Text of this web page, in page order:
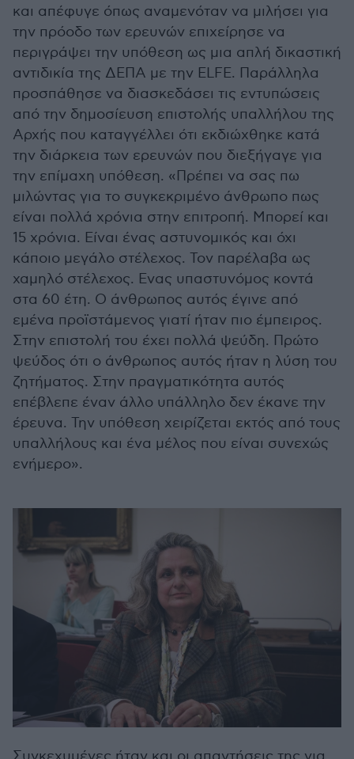
και απέφυγε όπως αναμενόταν να μιλήσει για
την πρόοδο των ερευνών επιχείρησε να
περιγράψει την υπόθεση ως μια απλή δικαστική
αντιδικία της ΔΕΠΑ με την ELFE. Παράλληλα
προσπάθησε να διασκεδάσει τις εντυπώσεις
από την δημοσίευση επιστολής υπαλλήλου της
Αρχής που καταγγέλλει ότι εκδιώχθηκε κατά
την διάρκεια των ερευνών που διεξήγαγε για
την επίμαχη υπόθεση. «Πρέπει να σας πω
μιλώντας για το συγκεκριμένο άνθρωπο πως
είναι πολλά χρόνια στην επιτροπή. Μπορεί και
15 χρόνια. Είναι ένας αστυνομικός και όχι
κάποιο μεγάλο στέλεχος. Τον παρέλαβα ως
χαμηλό στέλεχος. Ενας υπαστυνόμος κοντά
στα 60 έτη. Ο άνθρωπος αυτός έγινε από
εμένα προϊστάμενος γιατί ήταν πιο έμπειρος.
Στην επιστολή του έχει πολλά ψεύδη. Πρώτο
ψεύδος ότι ο άνθρωπος αυτός ήταν η λύση του
ζητήματος. Στην πραγματικότητα αυτός
επέβλεπε έναν άλλο υπάλληλο δεν έκανε την
έρευνα. Την υπόθεση χειρίζεται εκτός από τους
υπαλλήλους και ένα μέλος που είναι συνεχώς
ενήμερο».